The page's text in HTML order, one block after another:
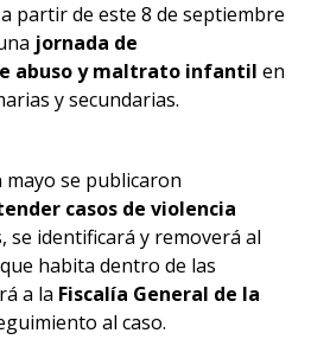
partir de este 8 de septiembre
jornada de
abuso y maltrato infantil en
y secundarias.
mayo se publicaron
casos de violencia
se identificará y removerá al
habita dentro de las
a la Fiscalía General de la
al caso.